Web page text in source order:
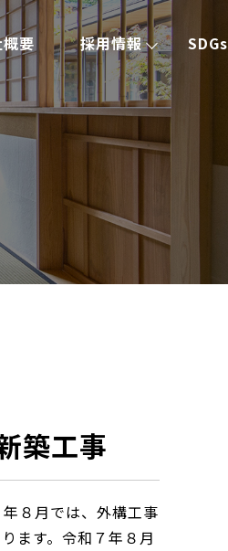
要 採用情報 SDGs
築工事
８月では、外構工事
ます。令和７年８月